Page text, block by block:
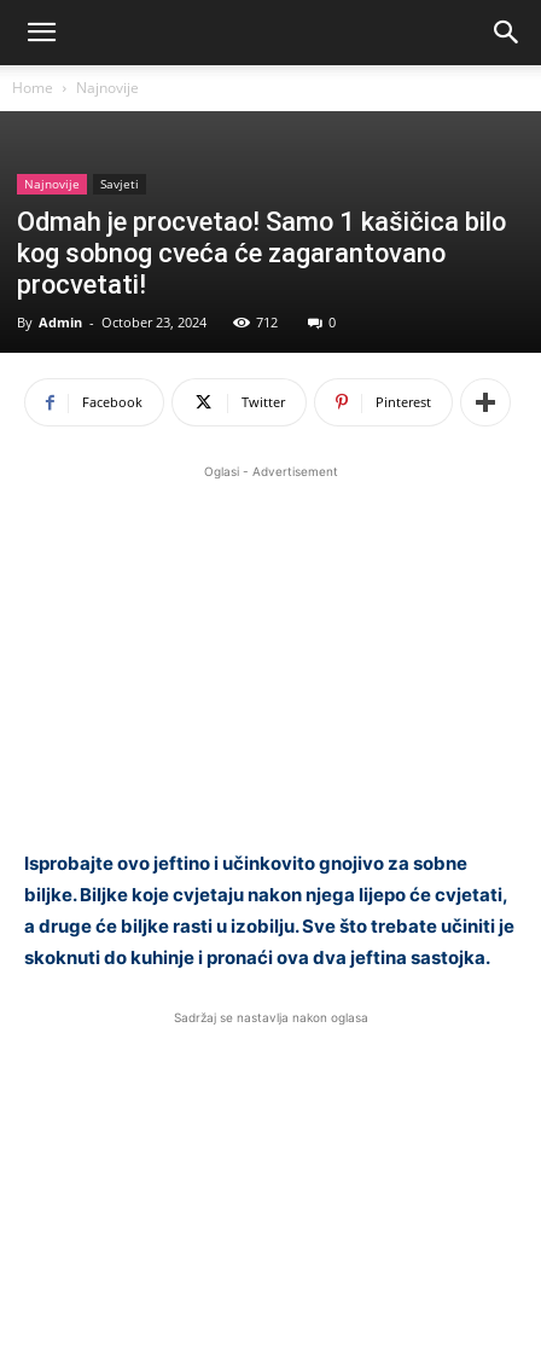
Home Najnovije
Najnovije Savjeti
Odmah je procvetao! Samo 1 kašičica bilo
kog sobnog cveća će zagarantovano
procvetati!
By Admin - October 23, 2024 712 0
Facebook Twitter Pinterest
Oglasi - Advertisement
Isprobajte ovo jeftino i učinkovito gnojivo za sobne
biljke. Biljke koje cvjetaju nakon njega lijepo će cvjetati,
a druge će biljke rasti u izobilju. Sve što trebate učiniti je
skoknuti do kuhinje i pronaći ova dva jeftina sastojka.
Sadržaj se nastavlja nakon oglasa